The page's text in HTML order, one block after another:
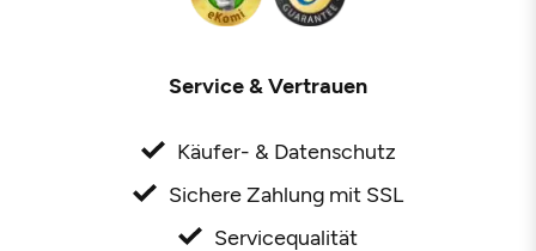
Service & Vertrauen
Käufer- & Datenschutz
Sichere Zahlung mit SSL
Servicequalität